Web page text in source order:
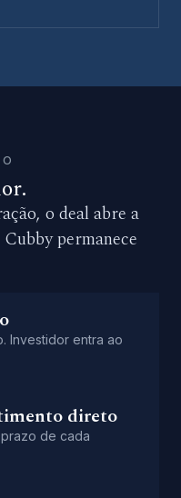
o deal abre a
permanece
Investidor entra ao
direto
de cada